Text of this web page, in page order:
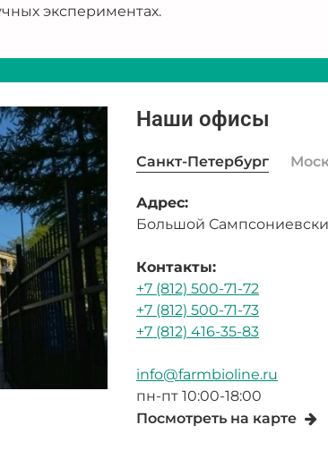
экспериментах.
Наши офисы
Санкт-Петербург
Адрес:
Большой
Контакты:
+7 (812) 500-71-72
+7 (812) 500-71-73
+7 (812) 416-35-83
info@farmbioline.ru
пн-пт 10:00-18:00
Посмотреть на карте